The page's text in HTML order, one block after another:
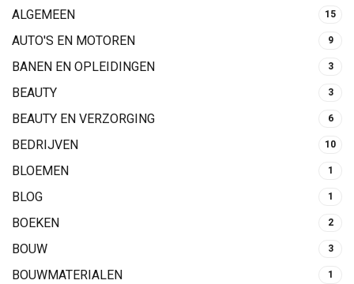
ALGEMEEN 15
AUTO'S EN MOTOREN 9
BANEN EN OPLEIDINGEN 3
BEAUTY 3
BEAUTY EN VERZORGING 6
BEDRIJVEN 10
BLOEMEN 1
BLOG 1
BOEKEN 2
BOUW 3
BOUWMATERIALEN 1